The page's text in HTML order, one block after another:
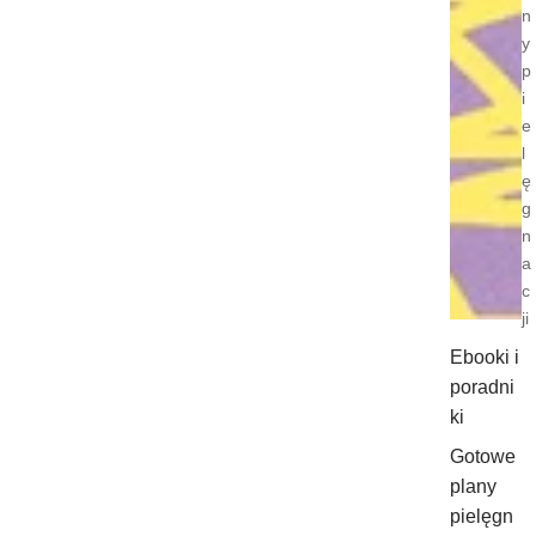
n
y
p
i
e
l
ę
g
n
a
c
ji
Ebooki i
poradni
ki
Gotowe
plany
pielęgn